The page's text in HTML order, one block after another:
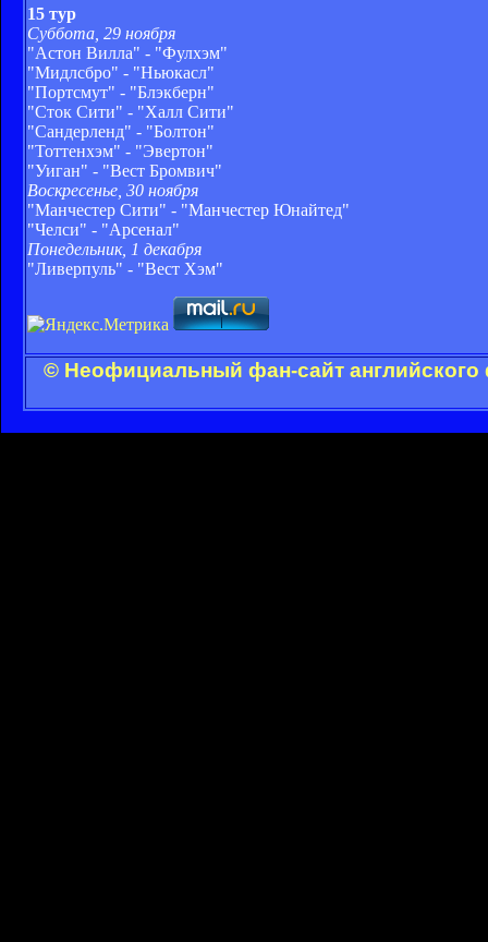
15 тур
Суббота, 29 ноября
"Астон Вилла" - "Фулхэм"
"Мидлсбро" - "Ньюкасл"
"Портсмут" - "Блэкберн"
"Сток Сити" - "Халл Сити"
"Сандерленд" - "Болтон"
"Тоттенхэм" - "Эвертон"
"Уиган" - "Вест Бромвич"
Воскресенье, 30 ноября
"Манчестер Сити" - "Манчестер Юнайтед"
"Челси" - "Арсенал"
Понедельник, 1 декабря
"Ливерпуль" - "Вест Хэм"
© Неофициальный фан-сайт английского